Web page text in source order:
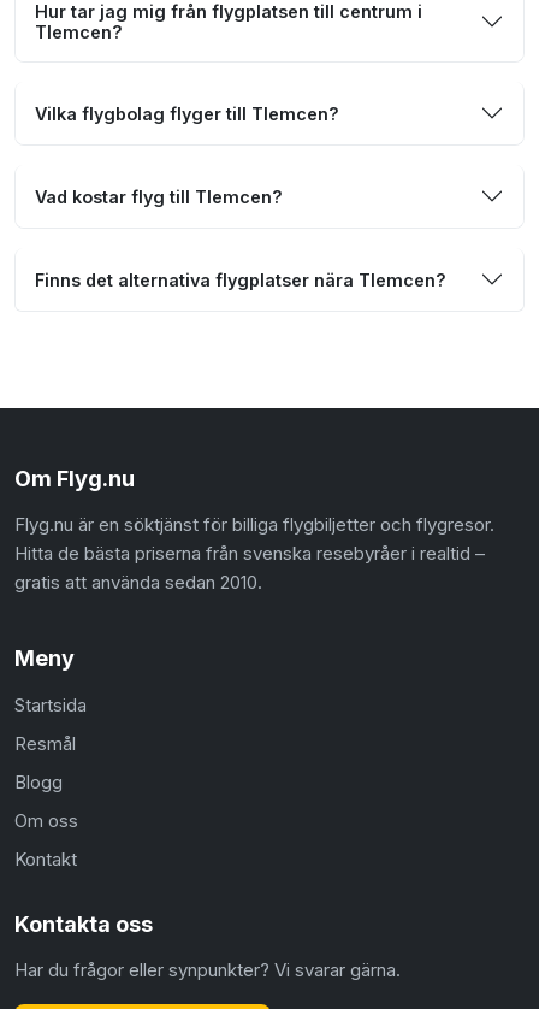
Hur tar jag mig från flygplatsen till centrum i
Tlemcen?
Vilka flygbolag flyger till Tlemcen?
Vad kostar flyg till Tlemcen?
Finns det alternativa flygplatser nära Tlemcen?
Om Flyg.nu
Flyg.nu är en söktjänst för billiga flygbiljetter och flygresor.
Hitta de bästa priserna från svenska resebyråer i realtid –
gratis att använda sedan 2010.
Meny
Startsida
Resmål
Blogg
Om oss
Kontakt
Kontakta oss
Har du frågor eller synpunkter? Vi svarar gärna.